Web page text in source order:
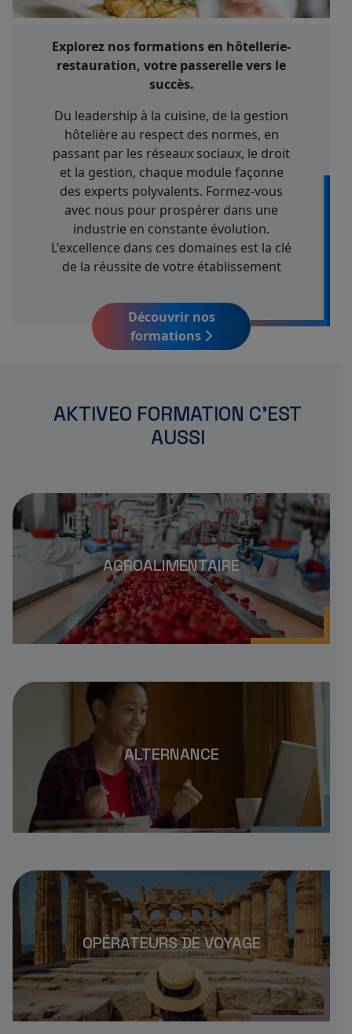
Explorez nos formations en hôtellerie-
restauration, votre passerelle vers le
succès.
Du leadership à la cuisine, de la gestion
hôtelière au respect des normes, en
passant par les réseaux sociaux, le droit
et la gestion, chaque module façonne
des experts polyvalents. Formez-vous
avec nous pour prospérer dans une
industrie en constante évolution.
L'excellence dans ces domaines est la clé
de la réussite de votre établissement
Découvrir nos
formations
AKTIVEO FORMATION C'EST
AUSSI
AGROALIMENTAIRE
ALTERNANCE
OPÉRATEURS DE VOYAGE